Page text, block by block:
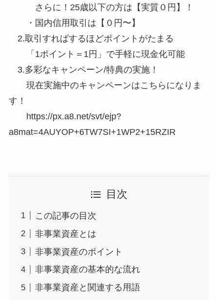
さらに！25歳以下の方は【実質０円】！
・国内信用取引は【０円〜】
2.取引すればするほどポイントがたまる
「1ポイント＝1円」で手軽に現金化可能
3.多彩なキャンペーン/特典の実施！
現在実施中のキャンペーンはこちらになりま
す！
https://px.a8.net/svt/ejp?
a8mat=4AUYOP+6TW7SI+1WP2+15RZIR
目次
この記事の目次
非事業資産とは
非事業資産のポイント
非事業資産の基本的な流れ
非事業資産と関連する用語